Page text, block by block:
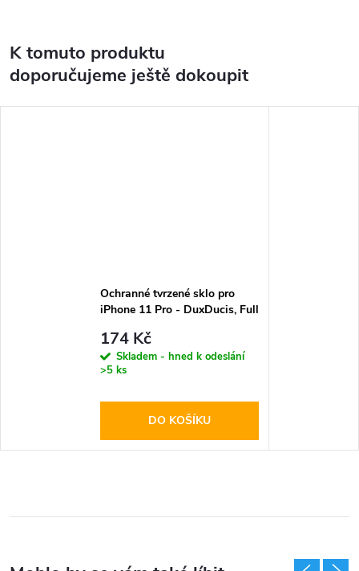
K tomuto produktu
doporučujeme ještě dokoupit
Ochranné tvrzené sklo pro
iPhone 11 Pro - DuxDucis, Full
174 Kč
Skladem - hned k odeslání
>5 ks
DO KOŠÍKU